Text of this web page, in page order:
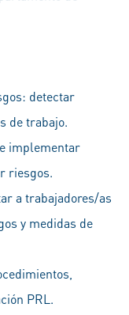
detectar
de trabajo.
implementar
riesgos.
a trabajadores/as
y medidas de
PRL.